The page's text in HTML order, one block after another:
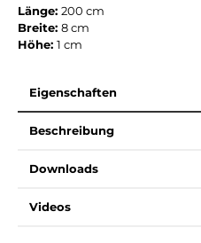
Länge: 200 cm
Breite: 8 cm
Höhe: 1 cm
Eigenschaften
Beschreibung
Downloads
Videos